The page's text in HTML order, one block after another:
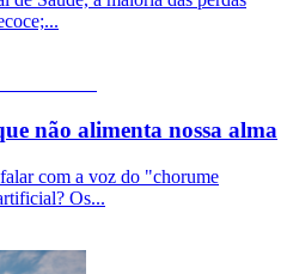
não alimenta nossa alma
com a voz do "chorume
Os...